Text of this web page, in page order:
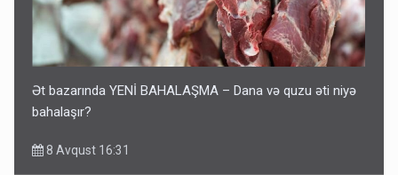
Ət bazarında YENİ BAHALAŞMA – Dana və quzu əti niyə
bahalaşır?
8 Avqust 16:31